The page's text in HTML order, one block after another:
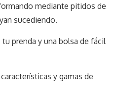
mediante pitidos de
sucediendo.
prenda y una bolsa de fácil
y gamas de